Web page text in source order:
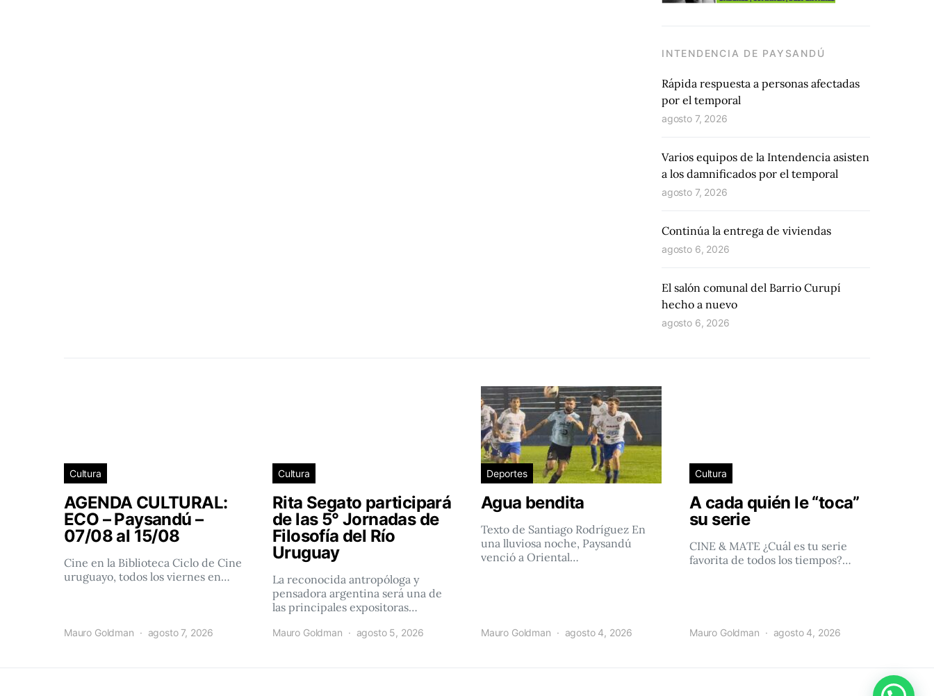
INTENDENCIA DE PAYSANDÚ
Rápida respuesta a personas afectadas
por el temporal
agosto 7, 2026
Varios equipos de la Intendencia asisten
a los damnificados por el temporal
agosto 7, 2026
Continúa la entrega de viviendas
agosto 6, 2026
El salón comunal del Barrio Curupí
hecho a nuevo
agosto 6, 2026
Cultura
AGENDA CULTURAL:
ECO – Paysandú –
07/08 al 15/08
Cine en la Biblioteca Ciclo de Cine
uruguayo, todos los viernes en…
Mauro Goldman agosto 7, 2026
Cultura
Rita Segato participará
de las 5° Jornadas de
Filosofía del Río
Uruguay
La reconocida antropóloga y
pensadora argentina será una de
las principales expositoras…
Mauro Goldman agosto 5, 2026
Deportes
Agua bendita
Texto de Santiago Rodríguez En
una lluviosa noche, Paysandú
venció a Oriental…
Mauro Goldman agosto 4, 2026
Cultura
A cada quién le “toca”
su serie
CINE & MATE ¿Cuál es tu serie
favorita de todos los tiempos?…
Mauro Goldman agosto 4, 2026